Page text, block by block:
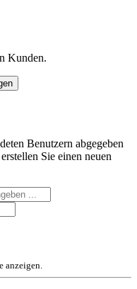
Kunden.
Benutzern abgegeben
Sie einen neuen
anzeigen.